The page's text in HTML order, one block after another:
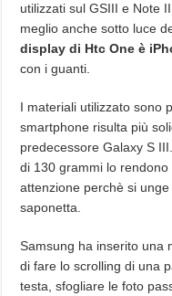
utilizzati sul GSIII e Note
meglio anche sotto luce
display di Htc One è
con i guanti.
I materiali utilizzato sono
smartphone risulta più
predecessore Galaxy S
di 130 grammi lo
attenzione perchè si
saponetta.
Samsung ha inserito una
di fare lo scrolling di una
testa, sfogliare le foto